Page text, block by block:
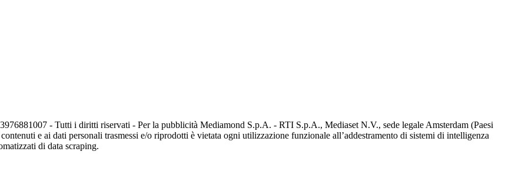
- Tutti i diritti riservati - Per la pubblicità Mediamond S.p.A. - RTI S.p.A., Mediaset N.V., sede legale Amsterdam (Paesi
e ai dati personali trasmessi e/o riprodotti è vietata ogni utilizzazione funzionale all’addestramento di sistemi di intelligenza
di data scraping.